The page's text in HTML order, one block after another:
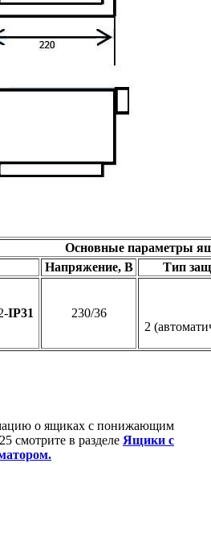
Основные параметры
Напряжение, В Тип
IP31
230/36
2
о ящиках с понижающим
смотрите в разделе Ящики с